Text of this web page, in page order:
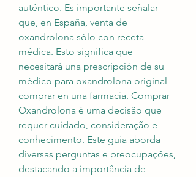
auténtico. Es importante señalar
que, en España, venta de
oxandrolona sólo con receta
médica. Esto significa que
necesitará una prescripción de su
médico para oxandrolona original
comprar en una farmacia. Comprar
Oxandrolona é uma decisão que
requer cuidado, consideração e
conhecimento. Este guia aborda
diversas perguntas e preocupações,
destacando a importância de